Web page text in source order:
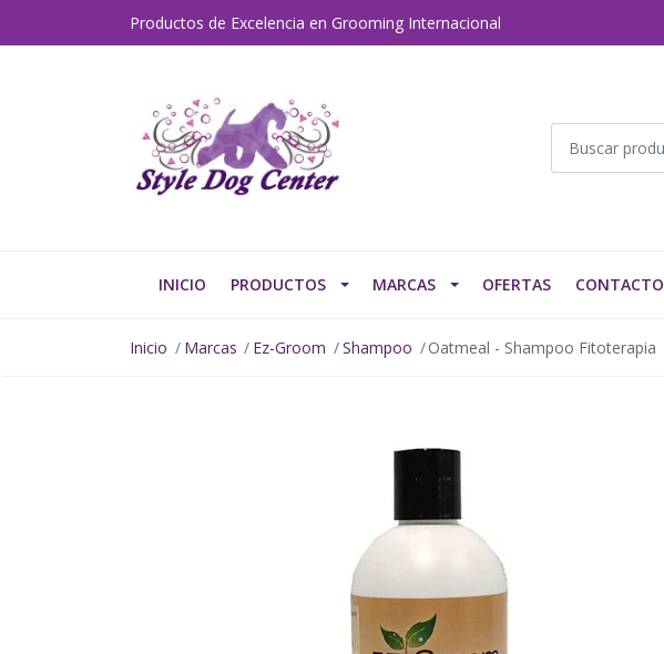
Productos de Excelencia en Grooming Internacional
INICIO PRODUCTOS MARCAS OFERTAS CONTACTO
Inicio Marcas Ez-Groom Shampoo Oatmeal - Shampoo Fitoterapia